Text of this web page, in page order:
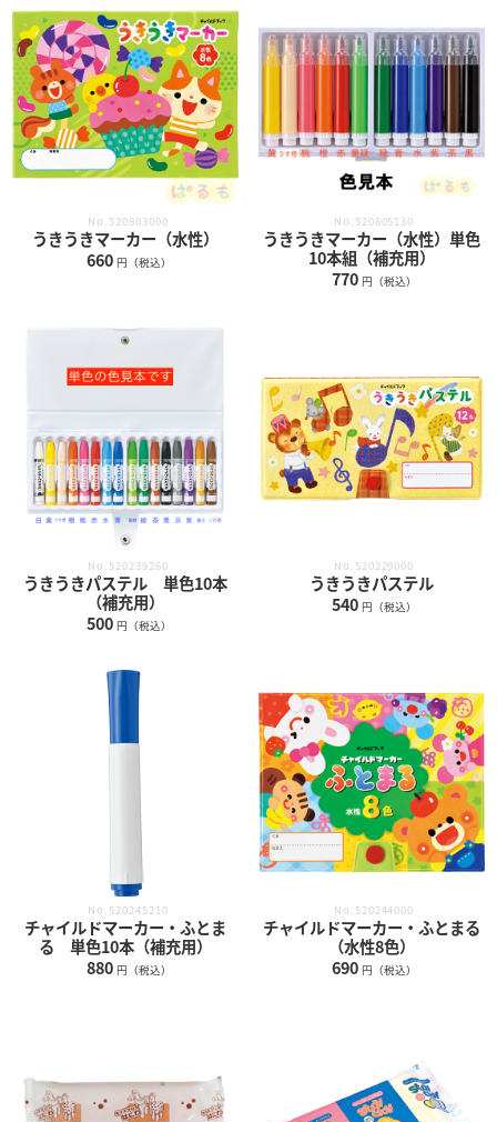
No.520803000
うきうきマーカー（水性）
660 円（税込）
No.520805130
うきうきマーカー（水性）単色
10本組（補充用）
770 円（税込）
No.520239260
うきうきパステル 単色10本
（補充用）
500 円（税込）
No.520229000
うきうきパステル
540 円（税込）
No.520245210
チャイルドマーカー・ふとま
る 単色10本（補充用）
880 円（税込）
No.520244000
チャイルドマーカー・ふとまる
（水性8色）
690 円（税込）